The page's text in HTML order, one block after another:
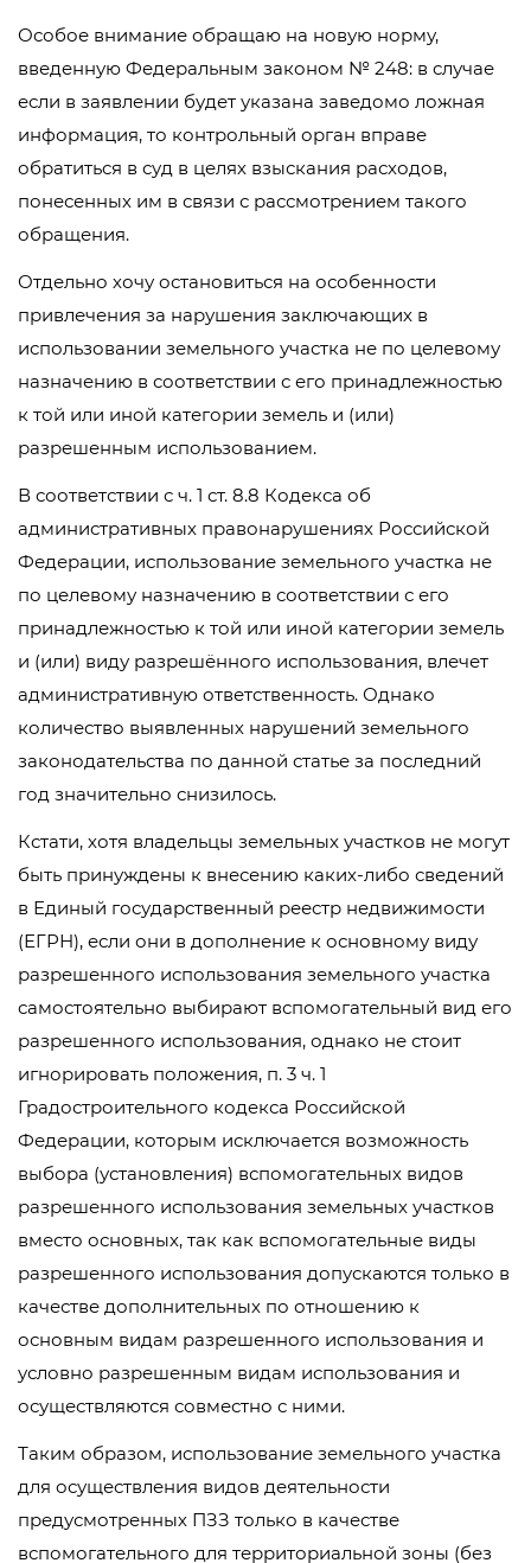
Особое внимание обращаю на новую норму,
введенную Федеральным законом № 248: в случае
если в заявлении будет указана заведомо ложная
информация, то контрольный орган вправе
обратиться в суд в целях взыскания расходов,
понесенных им в связи с рассмотрением такого
обращения.
Отдельно хочу остановиться на особенности
привлечения за нарушения заключающих в
использовании земельного участка не по целевому
назначению в соответствии с его принадлежностью
к той или иной категории земель и (или)
разрешенным использованием.
В соответствии с ч. 1 ст. 8.8 Кодекса об
административных правонарушениях Российской
Федерации, использование земельного участка не
по целевому назначению в соответствии с его
принадлежностью к той или иной категории земель
и (или) виду разрешённого использования, влечет
административную ответственность. Однако
количество выявленных нарушений земельного
законодательства по данной статье за последний
год значительно снизилось.
Кстати, хотя владельцы земельных участков не могут
быть принуждены к внесению каких-либо сведений
в Единый государственный реестр недвижимости
(ЕГРН), если они в дополнение к основному виду
разрешенного использования земельного участка
самостоятельно выбирают вспомогательный вид его
разрешенного использования, однако не стоит
игнорировать положения, п. 3 ч. 1
Градостроительного кодекса Российской
Федерации, которым исключается возможность
выбора (установления) вспомогательных видов
разрешенного использования земельных участков
вместо основных, так как вспомогательные виды
разрешенного использования допускаются только в
качестве дополнительных по отношению к
основным видам разрешенного использования и
условно разрешенным видам использования и
осуществляются совместно с ними.
Таким образом, использование земельного участка
для осуществления видов деятельности
предусмотренных ПЗЗ только в качестве
вспомогательного для территориальной зоны (без